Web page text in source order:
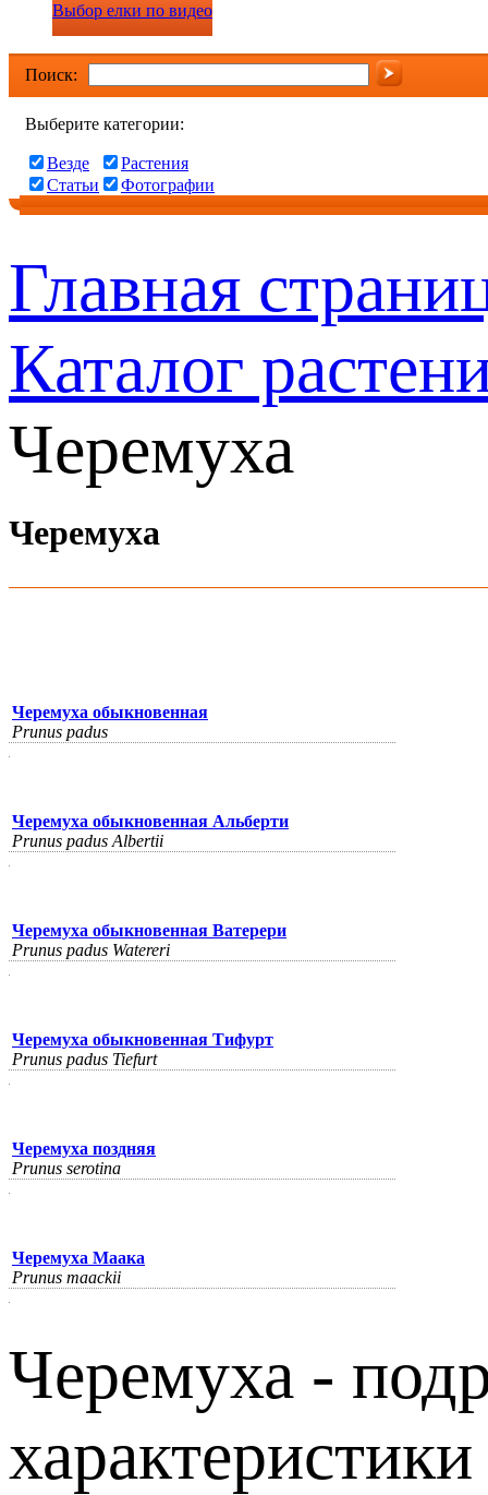
Выбор елки по видео
Поиск:
Выберите категории:
Везде
Растения
Статьи
Фотографии
Главная
Каталог
Черемуха
Черемуха
Черемуха обыкновенная
Prunus padus
Черемуха обыкновенная Альберти
Prunus padus Albertii
Черемуха обыкновенная Ватерери
Prunus padus Watereri
Черемуха обыкновенная Тифурт
Prunus padus Tiefurt
Черемуха поздняя
Prunus serotina
Черемуха Маака
Prunus maackii
Черемуха -